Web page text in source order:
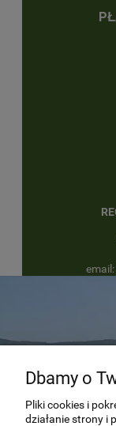
email:
Dbamy o
Pliki cookies i
działanie strony i